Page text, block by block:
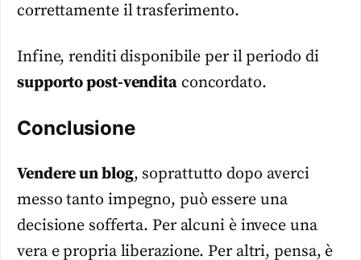
correttamente il trasferimento.
Infine, renditi disponibile per il periodo di
supporto post-venditaconcordato.
Conclusione
Vendere un blog, soprattutto dopo averci
messo tanto impegno, può essere una
decisione sofferta. Per alcuni è invece una
vera e propria liberazione. Per altri, pensa, è